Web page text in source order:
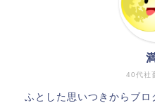
40代社
ふとした思いつきからブ